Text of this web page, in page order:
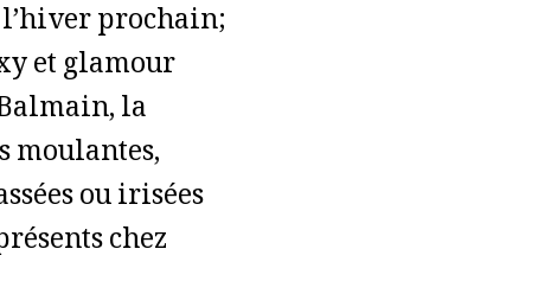
prochain;
et glamour
la
moulantes,
ou irisées
chez